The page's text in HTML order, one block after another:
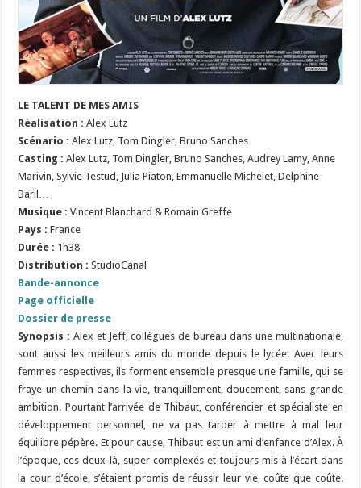
LE TALENT DE MES AMIS
Réalisation :Alex Lutz
Scénario : Alex Lutz, Tom Dingler, Bruno Sanches
Casting :Alex Lutz, Tom Dingler, Bruno Sanches, Audrey Lamy, Anne
Marivin, Sylvie Testud, Julia Piaton, Emmanuelle Michelet, Delphine
Baril…
Musique : Vincent Blanchard & Romain Greffe
Pays : France
Durée : 1h38
Distribution : StudioCanal
Bande-annonce
Page officielle
Dossier de presse
Synopsis : Alex et Jeff, collègues de bureau dans une multinationale,
sont aussi les meilleurs amis du monde depuis le lycée. Avec leurs
femmes respectives, ils forment ensemble presque une famille, qui se
fraye un chemin dans la vie, tranquillement, doucement, sans grande
ambition. Pourtant l’arrivée de Thibaut, conférencier et spécialiste en
développement personnel, ne va pas tarder à mettre à mal leur
équilibre pépère. Et pour cause, Thibaut est un ami d’enfance d’Alex. À
l’époque, ces deux-là, super complexés et toujours mis à l’écart dans
la cour d’école, s’étaient promis de réussir leur vie, coûte que coûte.